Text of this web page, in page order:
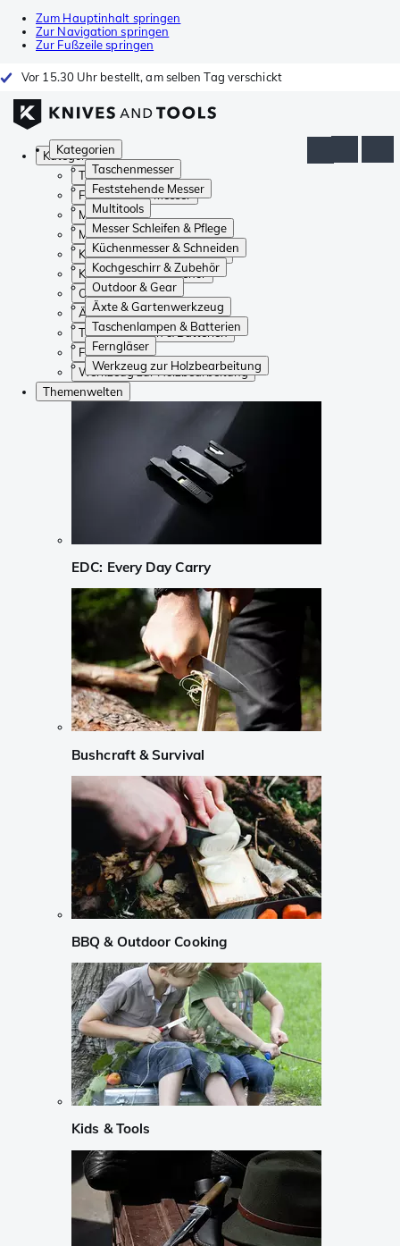
Zum Hauptinhalt springen
Zur Navigation springen
Zur Fußzeile springen
Vor 15.30 Uhr bestellt, am selben Tag verschickt
Kategorien
Taschenmesser
Feststehende Messer
Multitools
Messer Schleifen & Pflege
Küchenmesser & Schneiden
Kochgeschirr & Zubehör
Outdoor & Gear
Äxte & Gartenwerkzeug
Taschenlampen & Batterien
Ferngläser
Werkzeug zur Holzbearbeitung
Kategorien
Taschenmesser
Feststehende Messer
Multitools
Messer Schleifen & Pflege
Küchenmesser & Schneiden
Kochgeschirr & Zubehör
Outdoor & Gear
Äxte & Gartenwerkzeug
Taschenlampen & Batterien
Ferngläser
Werkzeug zur Holzbearbeitung
Themenwelten
EDC: Every Day Carry
Bushcraft & Survival
BBQ & Outdoor Cooking
Kids & Tools